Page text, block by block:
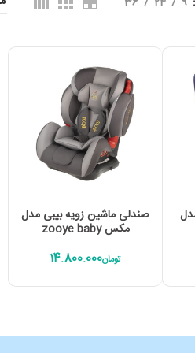
افزودن به سبد خرید
صندلی ماشین زویه بیبی مدل
مکس zooye baby
تومان14.800.000